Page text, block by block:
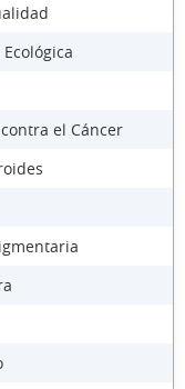
el Cáncer